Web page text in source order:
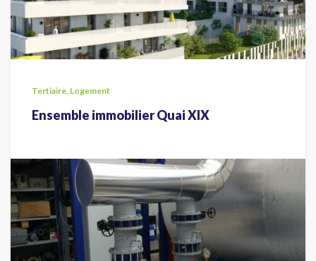
Tertiaire, Logement
Ensemble immobilier Quai XIX